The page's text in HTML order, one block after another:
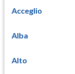
Acceglio
Alba
Alto